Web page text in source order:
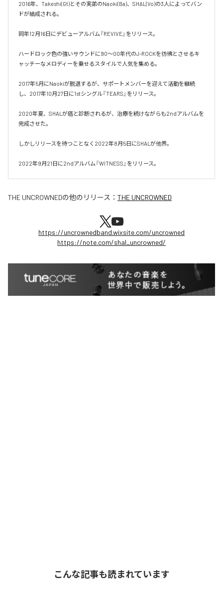
2016年、Takeshi(Gt)とその実弟のNaoki(Ba)、SHAL(Vo)の3人によってバン
ドが結成される。
同年12月16日にデビューアルバム『REVIVE』をリリース。
ハードロック色の強いサウンドに90～00年代のJ-ROCKを彷彿とさせるキ
ャッチーなメロディーを乗せるスタイルで人気を集める。
2017年5月にNaokiが脱退するが、サポートメンバーを迎えて活動を継続
し、2017年10月27日に1stシングル『TEARS』をリリース。
2020年夏、SHALが癌と診断されるが、治療を続けながらも2ndアルバムを
完成させた。
しかしリリースを待つことなく2022年8月5日にSHALが他界。
2022年9月21日に2ndアルバム『WITNESS』をリリース。
THE UNCROWNEDの他のリリース： THE UNCROWNED
https://uncrownedband.wixsite.com/uncrowned
https://note.com/shal_uncrowned/
こんな記事も読まれています